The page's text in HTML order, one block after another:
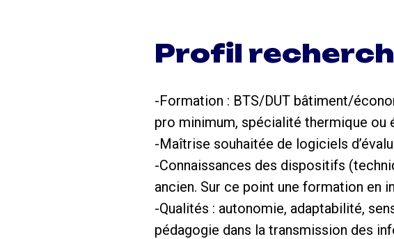
Profil
-Formation : BTS/DUT bâtiment/
pro minimum, spécialité thermique ou
-Maîtrise souhaitée de logiciels
-Connaissances des dispositifs
ancien. Sur ce point une formation en
-Qualités : autonomie, adaptabilité,
pédagogie dans la transmission des